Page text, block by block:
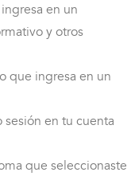
en un
y otros
que ingresa en un
sesión en tu cuenta
que seleccionaste